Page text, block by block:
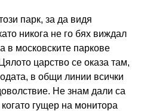
парк, за да видя
никога не го бях виждал
в московските паркове
царство се оказа там,
в общи линии всички
Не знам дали са
гущер на монитора